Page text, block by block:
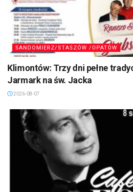
SANDOMIERZ/STASZÓW /OPATÓW
Klimontów: Trzy dni pełne
Jarmark na św. Jacka
2026-08-07